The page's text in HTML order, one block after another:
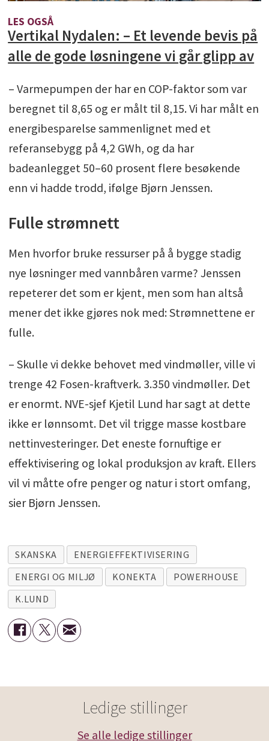
LES OGSÅ
Vertikal Nydalen: – Et levende bevis på
alle de gode løsningene vi går glipp av
– Varmepumpen der har en COP-faktor som var
beregnet til 8,65 og er målt til 8,15. Vi har målt en
energibesparelse sammenlignet med et
referansebygg på 4,2 GWh, og da har
badeanlegget 50–60 prosent flere besøkende
enn vi hadde trodd, ifølge Bjørn Jenssen.
Fulle strømnett
Men hvorfor bruke ressurser på å bygge stadig
nye løsninger med vannbåren varme? Jenssen
repeterer det som er kjent, men som han altså
mener det ikke gjøres nok med: Strømnettene er
fulle.
– Skulle vi dekke behovet med vindmøller, ville vi
trenge 42 Fosen-kraftverk. 3.350 vindmøller. Det
er enormt. NVE-sjef Kjetil Lund har sagt at dette
ikke er lønnsomt. Det vil trigge masse kostbare
nettinvesteringer. Det eneste fornuftige er
effektivisering og lokal produksjon av kraft. Ellers
vil vi måtte ofre penger og natur i stort omfang,
sier Bjørn Jenssen.
SKANSKA
ENERGIEFFEKTIVISERING
ENERGI OG MILJØ
KONEKTA
POWERHOUSE
K.LUND
Ledige stillinger
Se alle ledige stillinger